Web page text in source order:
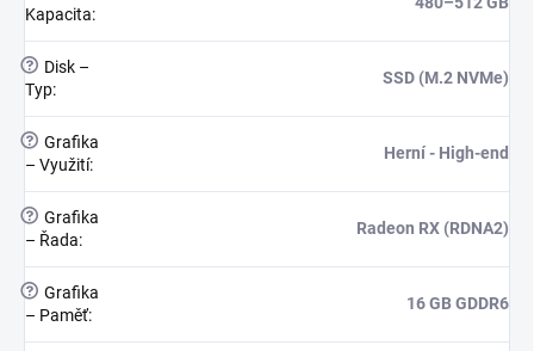
Kapacita:
?
Disk –
Typ:
SSD (M.2 NVMe)
? Grafika
– Využití:
Herní - High-end
? Grafika
– Řada:
Radeon RX (RDNA2)
? Grafika
– Paměť:
16 GB GDDR6